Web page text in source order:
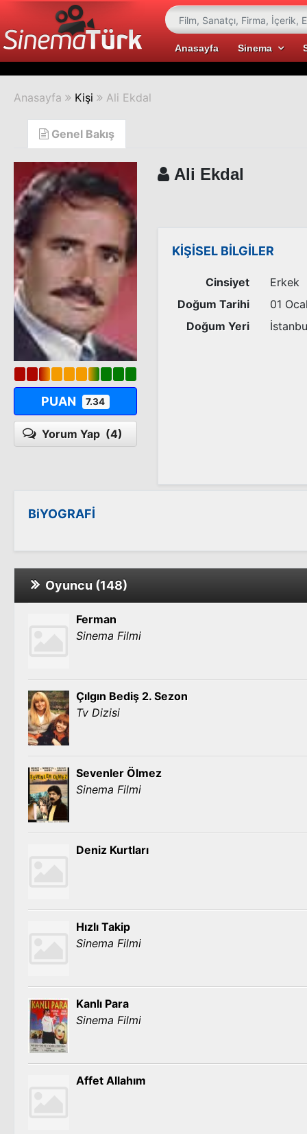
Anasayfa Sinema
Anasayfa Kişi Ali Ekdal
Genel Bakış
PUAN 7.34
Yorum Yap (4)
Ali Ekdal
KİŞİSEL BİLGİLER
Cinsiyet
Erkek
Doğum Tarihi
01
Doğum Yeri
BiYOGRAFİ
Oyuncu (148)
Ferman
Sinema Filmi
Çılgın Bediş 2. Sezon
Tv Dizisi
Sevenler Ölmez
Sinema Filmi
Deniz Kurtları
Hızlı Takip
Sinema Filmi
Kanlı Para
Sinema Filmi
Affet Allahım